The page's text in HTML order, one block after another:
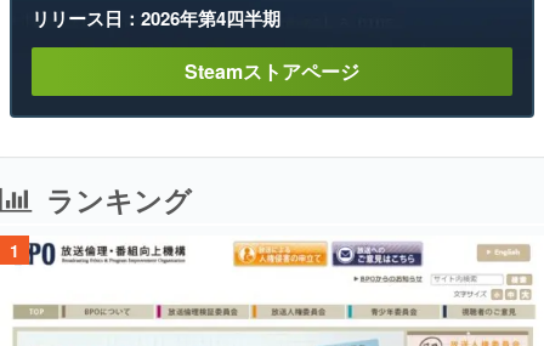
リリース日：2026年第4四半期
Steamストアページ
ランキング
1